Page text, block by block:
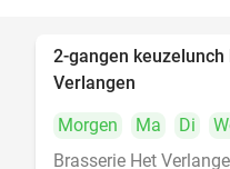
2-gangen
Verlangen
Morgen
Ma Di
Brasserie Het